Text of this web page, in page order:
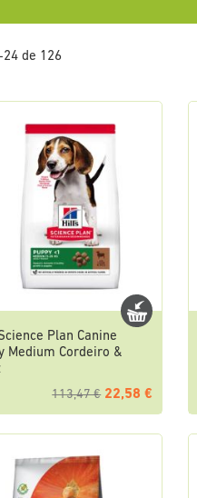
24 de 126
Plan Canine
Medium Cordeiro &
113,47 € 22,58 €